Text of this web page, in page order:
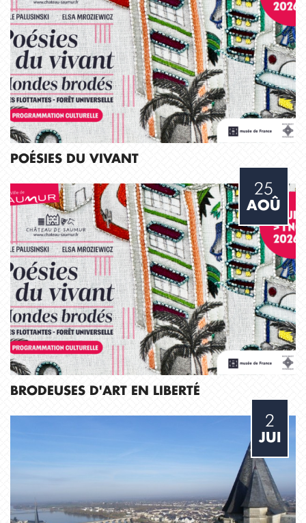
POÉSIES DU VIVANT
25
AOÛ
BRODEUSES D'ART EN LIBERTÉ
2
JUI